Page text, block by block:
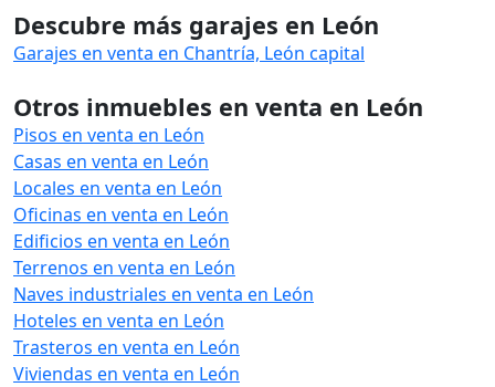
Descubre más garajes en León
Garajes en venta en Chantría, León capital
Otros inmuebles en venta en León
Pisos en venta en León
Casas en venta en León
Locales en venta en León
Oficinas en venta en León
Edificios en venta en León
Terrenos en venta en León
Naves industriales en venta en León
Hoteles en venta en León
Trasteros en venta en León
Viviendas en venta en León